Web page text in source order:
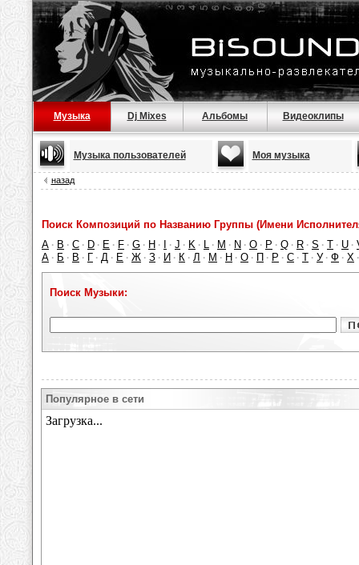
Музыка Dj Mixes Альбомы Видеоклипы
Музыка пользователей Моя музыка
назад
Поиск Композиций по Названию Группы (Имени
A · B · C · D · E · F · G · H · · J · K · L · M · N · O · P · Q · R · S · T · U ·
А · Б · В · Г · Д · Е · Ж · З · И · К · Л · М · Н · О · П · Р · С · Т · У · Ф · Х
Поиск Музыки:
Популярное в сети